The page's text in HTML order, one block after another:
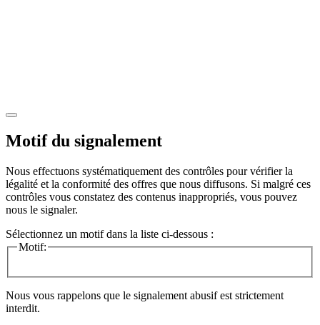
Motif du signalement
Nous effectuons systématiquement des contrôles pour vérifier la
légalité et la conformité des offres que nous diffusons. Si malgré ces
contrôles vous constatez des contenus inappropriés, vous pouvez
nous le signaler.
Sélectionnez un motif dans la liste ci-dessous :
Motif:
Nous vous rappelons que le signalement abusif est strictement
interdit.